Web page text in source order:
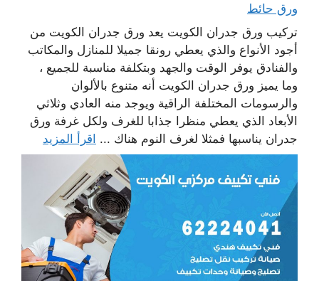
ورق حائط
تركيب ورق جدران الكويت يعد ورق جدران الكويت من
أجود الأنواع والذي يعطي رونقا جميلا للمنازل والمكاتب
والفنادق يوفر الوقت والجهد وبتكلفة مناسبة للجميع ،
وما يميز ورق جدران الكويت أنه متنوع بالألوان
والرسومات المختلفة الراقية ويوجد منه العادي وثلاثي
الأبعاد الذي يعطي منظرا جذابا للغرف ولكل غرفة ورق
جدران يناسبها فمثلا لغرف النوم هناك ... اقرأ المزيد